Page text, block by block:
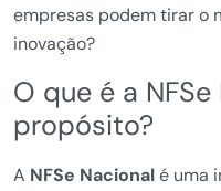
empresas podem tirar o
inovação?
O que é a
propósito?
A NFSe Nacionalé uma